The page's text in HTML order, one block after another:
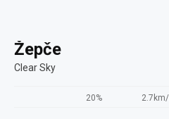
Žepče
Clear Sky
20%